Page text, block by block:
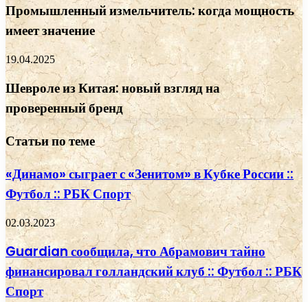
Промышленный измельчитель: когда мощность
имеет значение
19.04.2025
Шевроле из Китая: новый взгляд на
проверенный бренд
Статьи по теме
«Динамо» сыграет с «Зенитом» в Кубке России ::
Футбол :: РБК Спорт
02.03.2023
Guardian сообщила, что Абрамович тайно
финансировал голландский клуб :: Футбол :: РБК
Спорт